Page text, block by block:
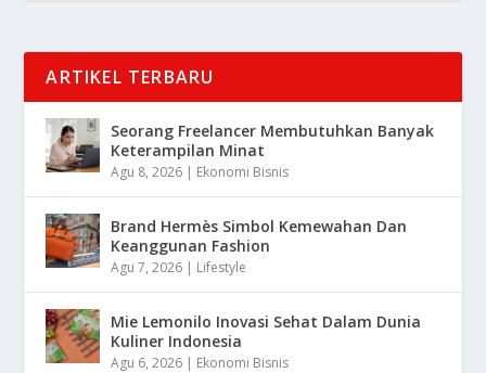
ARTIKEL TERBARU
Seorang Freelancer Membutuhkan Banyak
Keterampilan Minat
Agu 8, 2026 | Ekonomi Bisnis
Brand Hermès Simbol Kemewahan Dan
Keanggunan Fashion
Agu 7, 2026 | Lifestyle
Mie Lemonilo Inovasi Sehat Dalam Dunia
Kuliner Indonesia
Agu 6, 2026 | Ekonomi Bisnis